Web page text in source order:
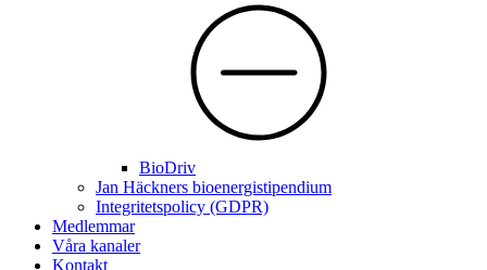
BioDriv
Jan Häckners bioenergistipendium
Integritetspolicy (GDPR)
Medlemmar
Våra kanaler
Kontakt